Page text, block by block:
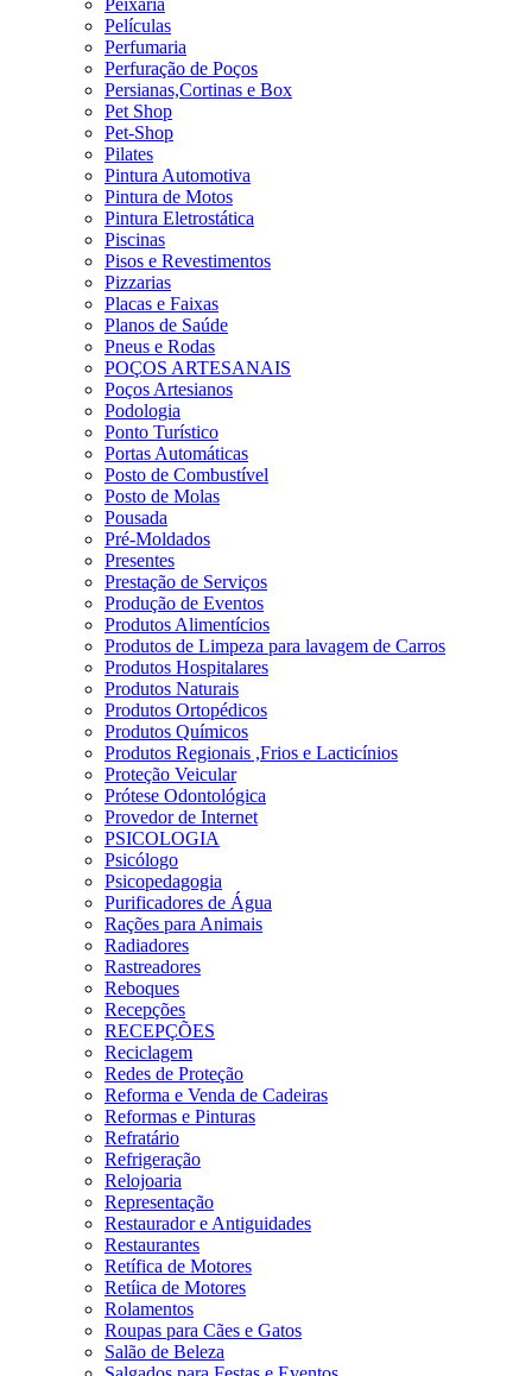
Peixaria
Películas
Perfumaria
Perfuração de Poços
Persianas,Cortinas e Box
Pet Shop
Pet-Shop
Pilates
Pintura Automotiva
Pintura de Motos
Pintura Eletrostática
Piscinas
Pisos e Revestimentos
Pizzarias
Placas e Faixas
Planos de Saúde
Pneus e Rodas
POÇOS ARTESANAIS
Poços Artesianos
Podologia
Ponto Turístico
Portas Automáticas
Posto de Combustível
Posto de Molas
Pousada
Pré-Moldados
Presentes
Prestação de Serviços
Produção de Eventos
Produtos Alimentícios
Produtos de Limpeza para lavagem de Carros
Produtos Hospitalares
Produtos Naturais
Produtos Ortopédicos
Produtos Químicos
Produtos Regionais ,Frios e Lacticínios
Proteção Veicular
Prótese Odontológica
Provedor de Internet
PSICOLOGIA
Psicólogo
Psicopedagogia
Purificadores de Água
Rações para Animais
Radiadores
Rastreadores
Reboques
Recepções
RECEPÇÕES
Reciclagem
Redes de Proteção
Reforma e Venda de Cadeiras
Reformas e Pinturas
Refratário
Refrigeração
Relojoaria
Representação
Restaurador e Antiguidades
Restaurantes
Retífica de Motores
Retíica de Motores
Rolamentos
Roupas para Cães e Gatos
Salão de Beleza